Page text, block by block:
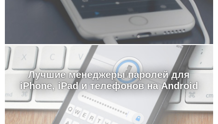
Лучшие менеджеры паролей для
iPhone, iPad и телефонов на Android